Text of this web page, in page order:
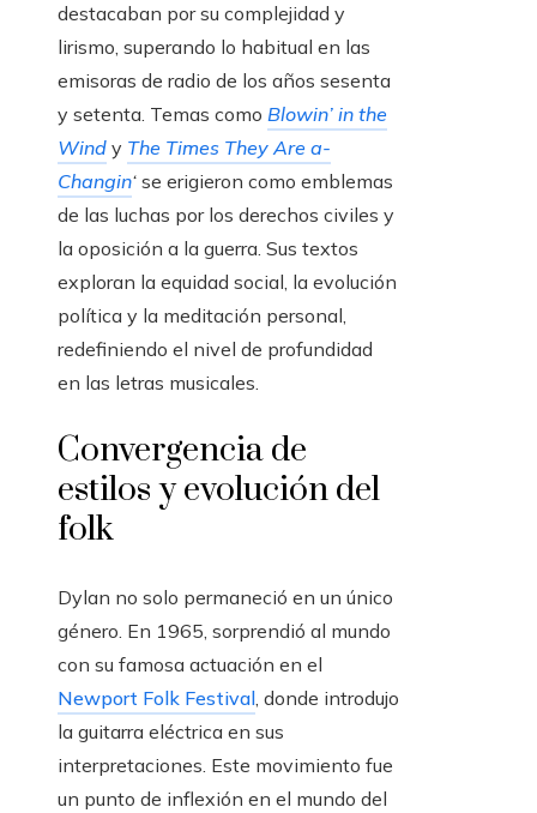
destacaban por su complejidad y
lirismo, superando lo habitual en las
emisoras de radio de los años sesenta
y setenta. Temas como Blowin’ in the
Wind y The Times They Are a-
Changin‘ se erigieron como emblemas
de las luchas por los derechos civiles y
la oposición a la guerra. Sus textos
exploran la equidad social, la evolución
política y la meditación personal,
redefiniendo el nivel de profundidad
en las letras musicales.
Convergencia de
estilos y evolución del
folk
Dylan no solo permaneció en un único
género. En 1965, sorprendió al mundo
con su famosa actuación en el
Newport Folk Festival, donde introdujo
la guitarra eléctrica en sus
interpretaciones. Este movimiento fue
un punto de inflexión en el mundo del